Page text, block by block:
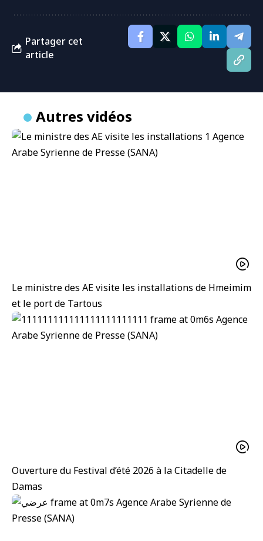
Partager cet
article
Autres vidéos
Le ministre des AE visite les installations de Hmeimim
et le port de Tartous
Ouverture du Festival d’été 2026 à la Citadelle de
Damas